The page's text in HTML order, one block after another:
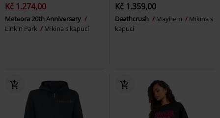
Kč 1.274,00
Meteora 20th Anniversary
Linkin Park
Mikina s kapucí
Kč 1.359,00
Deathcrush Mayhem
Mikina s
kapucí